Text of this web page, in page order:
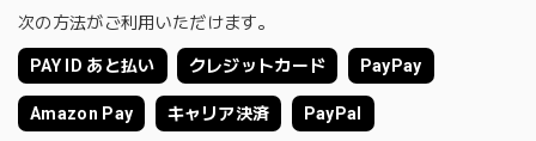
次の方法がご利用いただけます。
PAY ID あと払い クレジットカード PayPay
Amazon Pay キャリア決済 PayPal